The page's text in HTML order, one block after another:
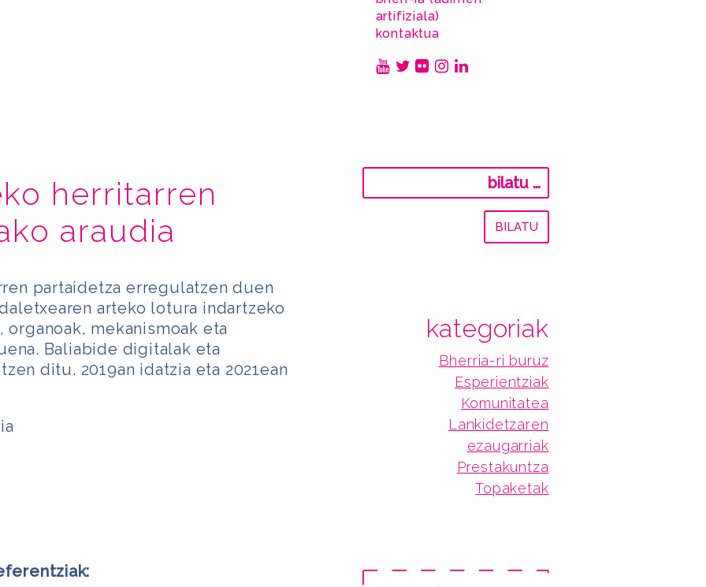
artifiziala)
kontaktua
herritarren
araudia
partaidetza erregulatzen duen
arteko lotura indartzeko
mekanismoak eta
Baliabide digitalak eta
ditu. 2019an idatzia eta 2021ean
kategoriak
Bherria-ri buruz
Esperientziak
Komunitatea
Lankidetzaren
ezaugarriak
Prestakuntza
Topaketak